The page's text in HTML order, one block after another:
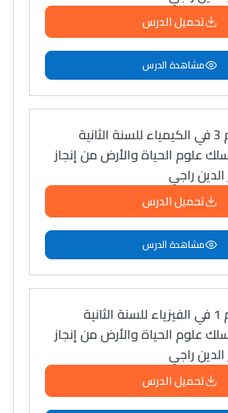
تحميل الدرس
مشاهدة الدرس
ملخص رقم 3 في الكيمياء للسنة الثانية
علوم الحياة والأرض من إنجاز
الدين راجي
تحميل الدرس
مشاهدة الدرس
ملخص رقم 1 في الفيزياء للسنة الثانية
علوم الحياة والأرض من إنجاز
الدين راجي
تحميل الدرس